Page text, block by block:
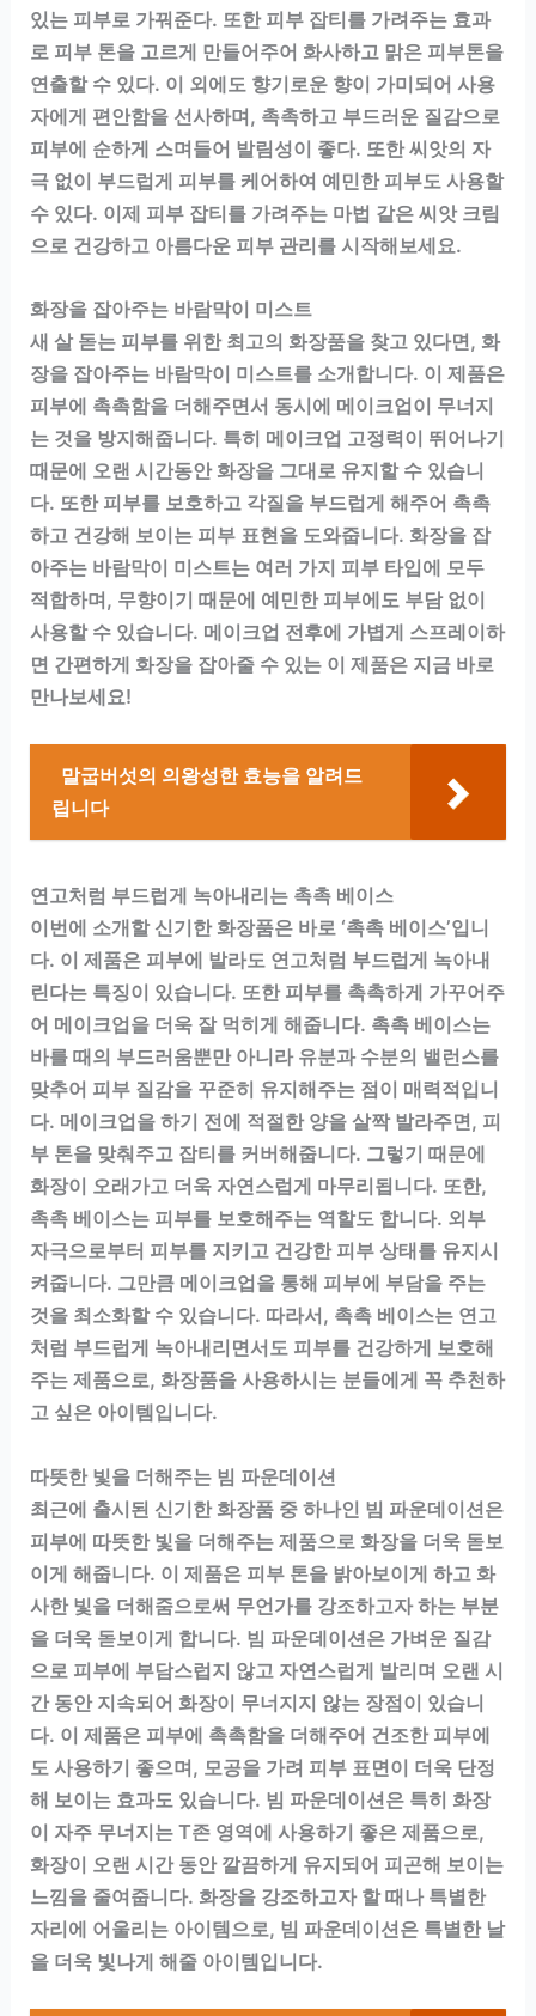
있는 피부로 가꿔준다. 또한 피부 잡티를 가려주는 효과
로 피부 톤을 고르게 만들어주어 화사하고 맑은 피부톤을
연출할 수 있다. 이 외에도 향기로운 향이 가미되어 사용
자에게 편안함을 선사하며, 촉촉하고 부드러운 질감으로
피부에 순하게 스며들어 발림성이 좋다. 또한 씨앗의 자
극 없이 부드럽게 피부를 케어하여 예민한 피부도 사용할
수 있다. 이제 피부 잡티를 가려주는 마법 같은 씨앗 크림
으로 건강하고 아름다운 피부 관리를 시작해보세요.
화장을 잡아주는 바람막이 미스트
새 살 돋는 피부를 위한 최고의 화장품을 찾고 있다면, 화
장을 잡아주는 바람막이 미스트를 소개합니다. 이 제품은
피부에 촉촉함을 더해주면서 동시에 메이크업이 무너지
는 것을 방지해줍니다. 특히 메이크업 고정력이 뛰어나기
때문에 오랜 시간동안 화장을 그대로 유지할 수 있습니
다. 또한 피부를 보호하고 각질을 부드럽게 해주어 촉촉
하고 건강해 보이는 피부 표현을 도와줍니다. 화장을 잡
아주는 바람막이 미스트는 여러 가지 피부 타입에 모두
적합하며, 무향이기 때문에 예민한 피부에도 부담 없이
사용할 수 있습니다. 메이크업 전후에 가볍게 스프레이하
면 간편하게 화장을 잡아줄 수 있는 이 제품은 지금 바로
만나보세요!
말굽버섯의 의왕성한 효능을 알려드
립니다
연고처럼 부드럽게 녹아내리는 촉촉 베이스
이번에 소개할 신기한 화장품은 바로 ‘촉촉 베이스’입니
다. 이 제품은 피부에 발라도 연고처럼 부드럽게 녹아내
린다는 특징이 있습니다. 또한 피부를 촉촉하게 가꾸어주
어 메이크업을 더욱 잘 먹히게 해줍니다. 촉촉 베이스는
바를 때의 부드러움뿐만 아니라 유분과 수분의 밸런스를
맞추어 피부 질감을 꾸준히 유지해주는 점이 매력적입니
다. 메이크업을 하기 전에 적절한 양을 살짝 발라주면, 피
부 톤을 맞춰주고 잡티를 커버해줍니다. 그렇기 때문에
화장이 오래가고 더욱 자연스럽게 마무리됩니다. 또한,
촉촉 베이스는 피부를 보호해주는 역할도 합니다. 외부
자극으로부터 피부를 지키고 건강한 피부 상태를 유지시
켜줍니다. 그만큼 메이크업을 통해 피부에 부담을 주는
것을 최소화할 수 있습니다. 따라서, 촉촉 베이스는 연고
처럼 부드럽게 녹아내리면서도 피부를 건강하게 보호해
주는 제품으로, 화장품을 사용하시는 분들에게 꼭 추천하
고 싶은 아이템입니다.
따뜻한 빛을 더해주는 빔 파운데이션
최근에 출시된 신기한 화장품 중 하나인 빔 파운데이션은
피부에 따뜻한 빛을 더해주는 제품으로 화장을 더욱 돋보
이게 해줍니다. 이 제품은 피부 톤을 밝아보이게 하고 화
사한 빛을 더해줌으로써 무언가를 강조하고자 하는 부분
을 더욱 돋보이게 합니다. 빔 파운데이션은 가벼운 질감
으로 피부에 부담스럽지 않고 자연스럽게 발리며 오랜 시
간 동안 지속되어 화장이 무너지지 않는 장점이 있습니
다. 이 제품은 피부에 촉촉함을 더해주어 건조한 피부에
도 사용하기 좋으며, 모공을 가려 피부 표면이 더욱 단정
해 보이는 효과도 있습니다. 빔 파운데이션은 특히 화장
이 자주 무너지는 T존 영역에 사용하기 좋은 제품으로,
화장이 오랜 시간 동안 깔끔하게 유지되어 피곤해 보이는
느낌을 줄여줍니다. 화장을 강조하고자 할 때나 특별한
자리에 어울리는 아이템으로, 빔 파운데이션은 특별한 날
을 더욱 빛나게 해줄 아이템입니다.